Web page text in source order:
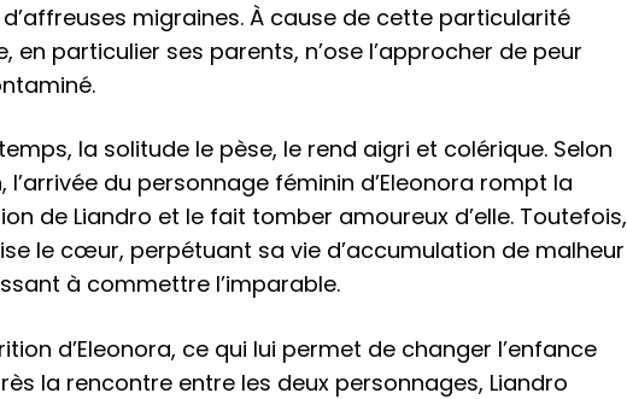
migraines. À cause de cette particularité
en particulier ses parents, n’ose l’approcher de peur
la solitude le pèse, le rend aigri et colérique. Selon
l’arrivée du personnage féminin d’Eleonora rompt la
de Liandro et le fait tomber amoureux d’elle. Toutefois,
le cœur, perpétuant sa vie d’accumulation de malheur
à commettre l’imparable.
d’Eleonora, ce qui lui permet de changer l’enfance
la rencontre entre les deux personnages, Liandro